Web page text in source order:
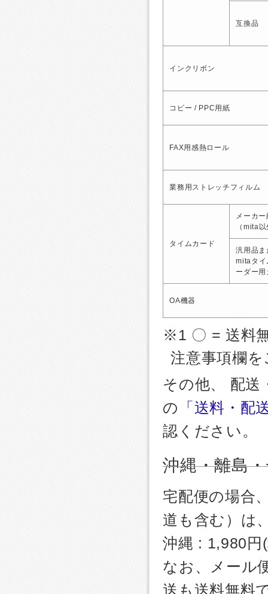
互換品
インクリボン
コピー / PPC用紙
FAX用感熱ロール
業務用ストレッチフィルム
タイムカード
メーカ
（mita
汎用品ま
mitaタイ
ーダー
OA機器
※1 〇 = 送料
注意事項欄
その他、 配送
の
「送料・配
認ください。
沖縄・離島
宅配便の場合
道も含む）は
沖縄 : 1,980円
なお、メール
送も送料無料